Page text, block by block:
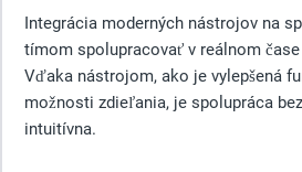
Integrácia moderných nástrojov na
tímom spolupracovať v reálnom
Vďaka nástrojom, ako je vylepšená
možnosti zdieľania, je spolupráca
intuitívna.